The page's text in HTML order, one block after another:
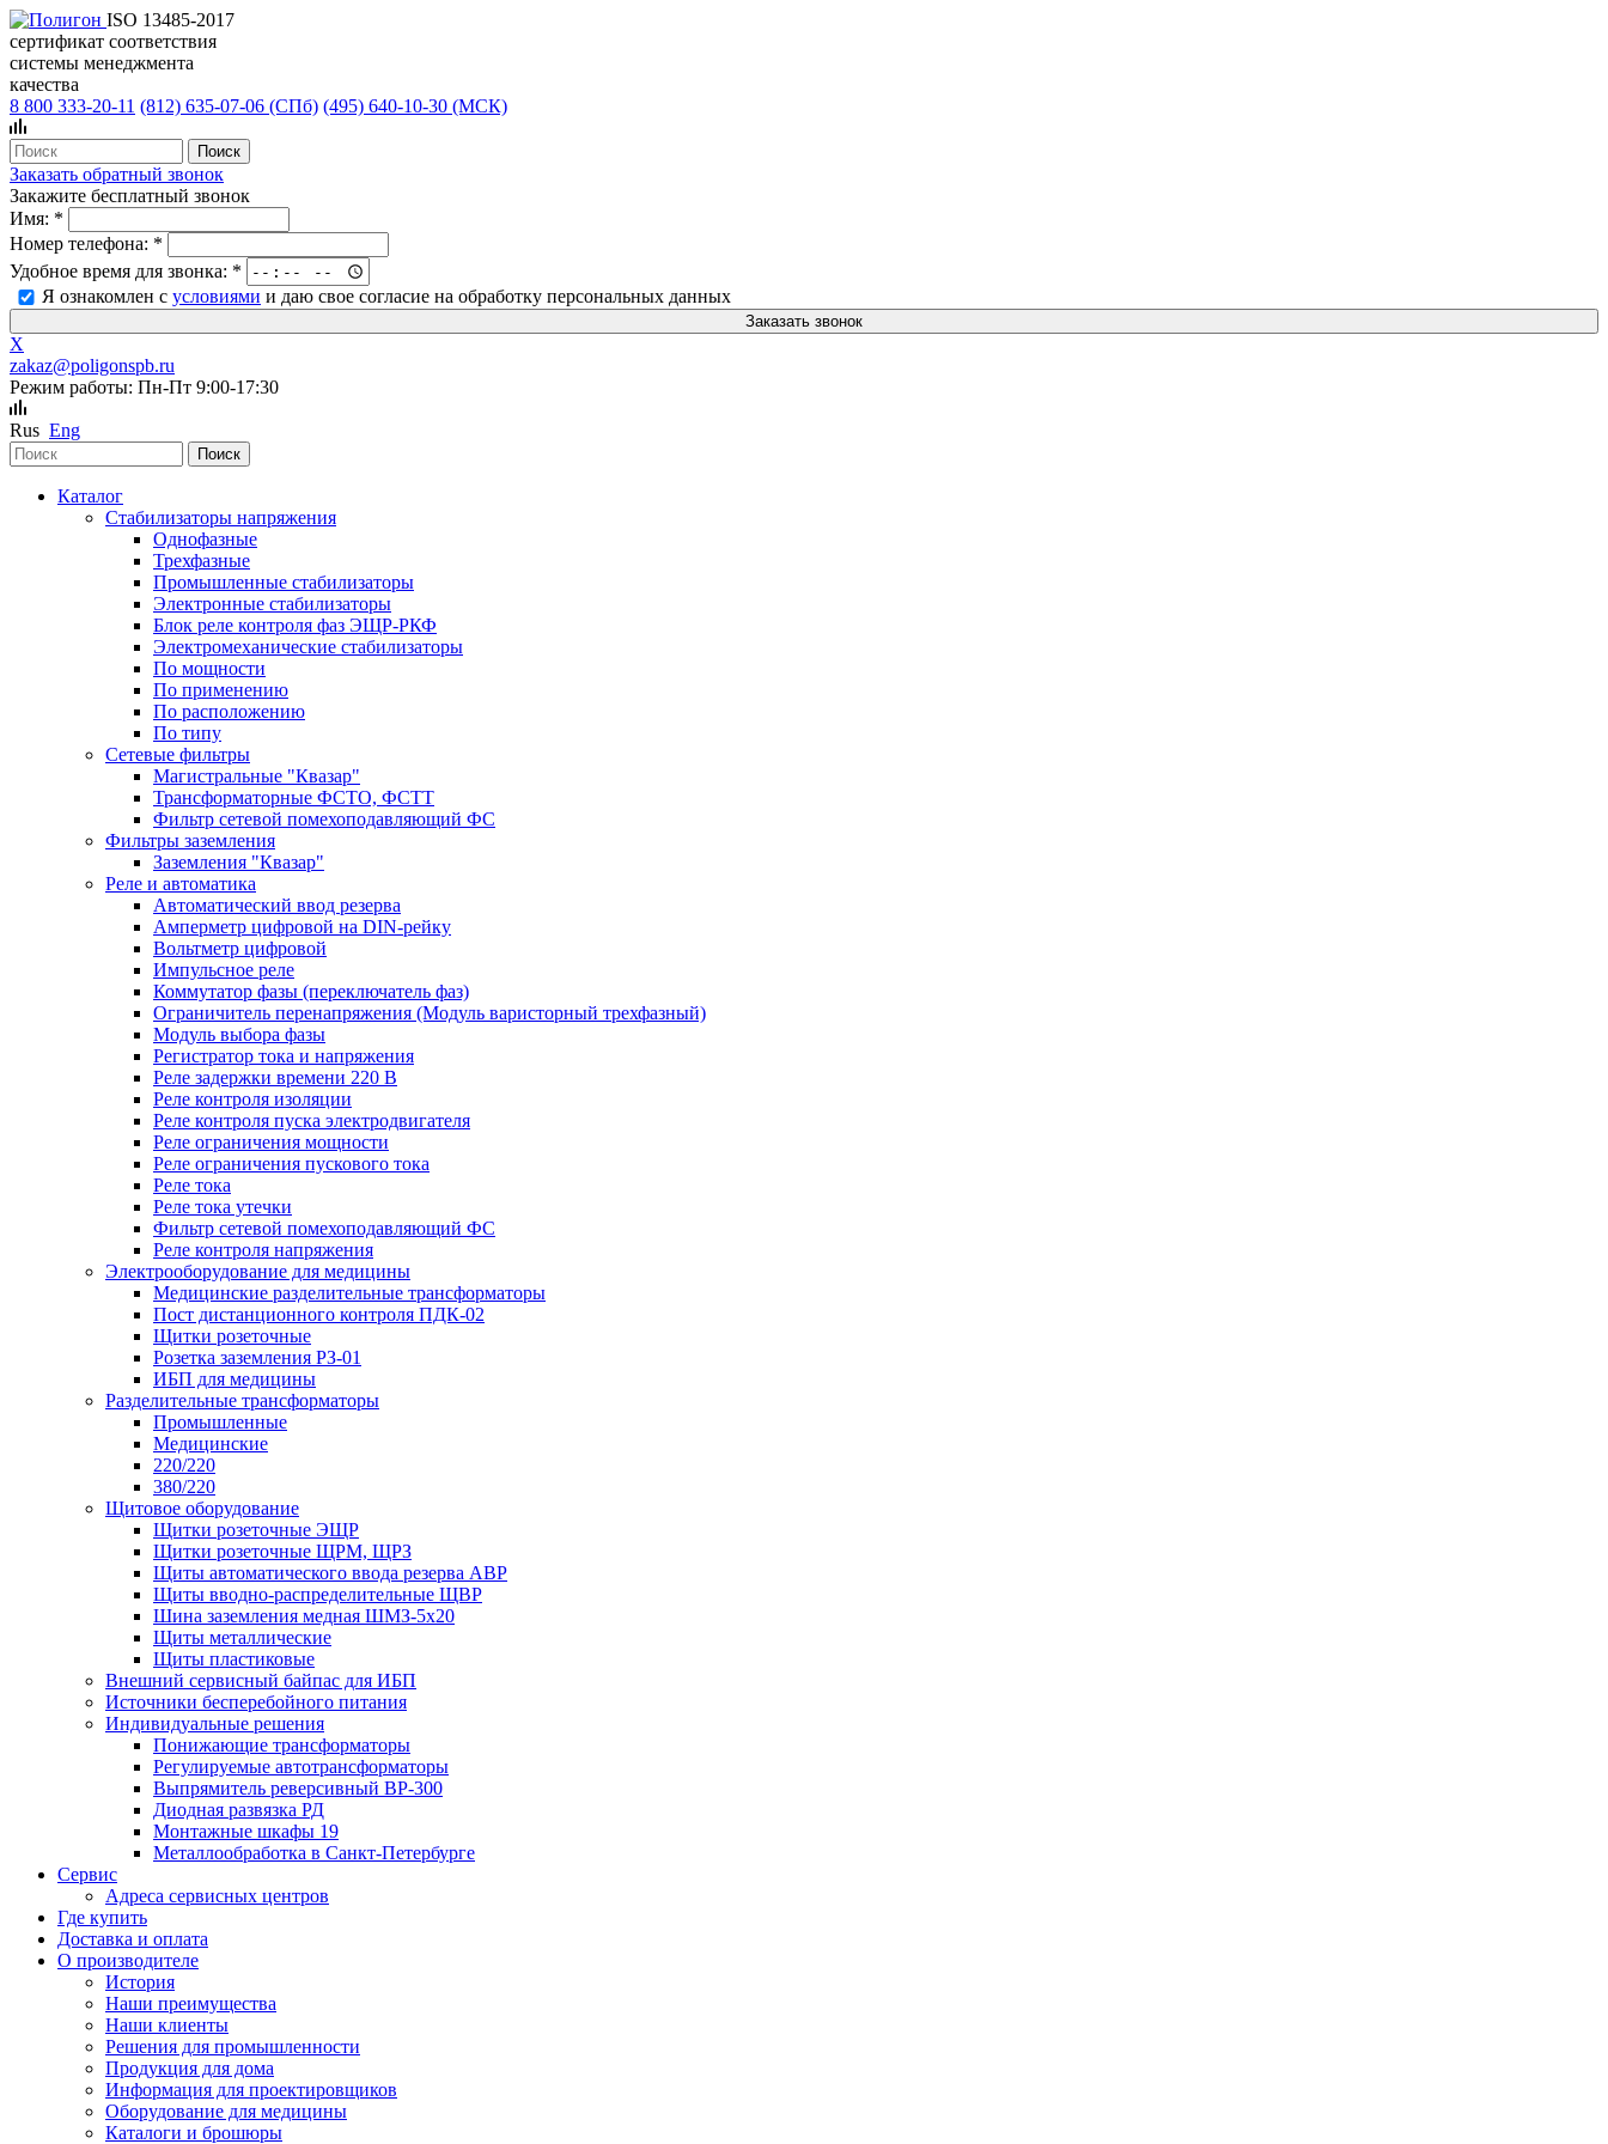
ISO 13485-2017
сертификат соответствия
системы менеджмента
качества
8 800 333-20-11 (812) 635-07-06 (СПб) (495) 640-10-30 (МСК)
Заказать обратный звонок
Закажите бесплатный звонок
Имя: *
Номер телефона: *
Удобное время для звонка: *
Я ознакомлен с условиями и даю свое согласие на обработку персональных данных
X
zakaz@poligonspb.ru
Режим работы: Пн-Пт 9:00-17:30
Rus Eng
Каталог
Стабилизаторы напряжения
Однофазные
Трехфазные
Промышленные стабилизаторы
Электронные стабилизаторы
Блок реле контроля фаз ЭЩР-РКФ
Электромеханические стабилизаторы
По мощности
По применению
По расположению
По типу
Сетевые фильтры
Магистральные "Квазар"
Трансформаторные ФСТО, ФСТТ
Фильтр сетевой помехоподавляющий ФС
Фильтры заземления
Заземления "Квазар"
Реле и автоматика
Автоматический ввод резерва
Амперметр цифровой на DIN-рейку
Вольтметр цифровой
Импульсное реле
Коммутатор фазы (переключатель фаз)
Ограничитель перенапряжения (Модуль варисторный трехфазный)
Модуль выбора фазы
Регистратор тока и напряжения
Реле задержки времени 220 В
Реле контроля изоляции
Реле контроля пуска электродвигателя
Реле ограничения мощности
Реле ограничения пускового тока
Реле тока
Реле тока утечки
Фильтр сетевой помехоподавляющий ФС
Реле контроля напряжения
Электрооборудование для медицины
Медицинские разделительные трансформаторы
Пост дистанционного контроля ПДК-02
Щитки розеточные
Розетка заземления РЗ-01
ИБП для медицины
Разделительные трансформаторы
Промышленные
Медицинские
220/220
380/220
Щитовое оборудование
Щитки розеточные ЭЩР
Щитки розеточные ЩРМ, ЩРЗ
Щиты автоматического ввода резерва АВР
Щиты вводно-распределительные ЩВР
Шина заземления медная ШМЗ-5х20
Щиты металлические
Щиты пластиковые
Внешний сервисный байпас для ИБП
Источники бесперебойного питания
Индивидуальные решения
Понижающие трансформаторы
Регулируемые автотрансформаторы
Выпрямитель реверсивный ВР-300
Диодная развязка РД
Монтажные шкафы 19
Металлообработка в Санкт-Петербурге
Сервис
Адреса сервисных центров
Где купить
Доставка и оплата
О производителе
История
Наши преимущества
Наши клиенты
Решения для промышленности
Продукция для дома
Информация для проектировщиков
Оборудование для медицины
Каталоги и брошюры